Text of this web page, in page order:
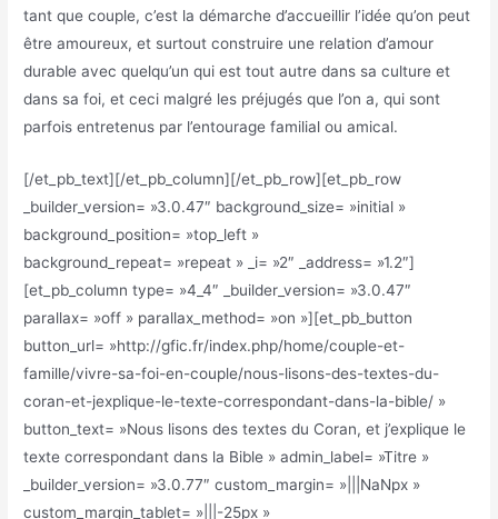
tant que couple, c’est la démarche d’accueillir l’idée qu’on peut
être amoureux, et surtout construire une relation d’amour
durable avec quelqu’un qui est tout autre dans sa culture et
dans sa foi, et ceci malgré les préjugés que l’on a, qui sont
parfois entretenus par l’entourage familial ou amical.
[/et_pb_text][/et_pb_column][/et_pb_row][et_pb_row
_builder_version= »3.0.47″ background_size= »initial »
background_position= »top_left »
background_repeat= »repeat » _i= »2″ _address= »1.2″]
[et_pb_column type= »4_4″ _builder_version= »3.0.47″
parallax= »off » parallax_method= »on »][et_pb_button
button_url= »http://gfic.fr/index.php/home/couple-et-
famille/vivre-sa-foi-en-couple/nous-lisons-des-textes-du-
coran-et-jexplique-le-texte-correspondant-dans-la-bible/ »
button_text= »Nous lisons des textes du Coran, et j’explique le
texte correspondant dans la Bible » admin_label= »Titre »
_builder_version= »3.0.77″ custom_margin= »|||NaNpx »
custom_margin_tablet= »|||-25px »